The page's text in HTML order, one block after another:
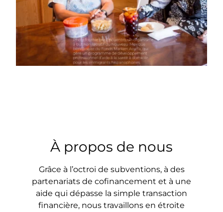
À propos de nous
Grâce à l’octroi de subventions, à des
partenariats de cofinancement et à une
aide qui dépasse la simple transaction
financière, nous travaillons en étroite